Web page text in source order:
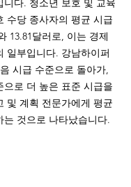
니다. 청소년 보호 및 교육
수당 종사자의 평균 시급
13.81달러로, 이는 경제
일부입니다. 강남하이퍼
시급 수준으로 돌아가,
으로 더 높은 표준 시급을
및 계획 전문가에게 평균
는 것으로 나타났습니다.